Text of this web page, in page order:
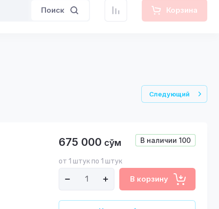
Поиск Корзина
Следующий
В наличии 100
675 000 сўм
от 1 штук по 1 штук
В корзину